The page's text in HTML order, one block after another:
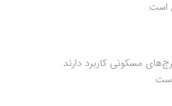
است.
مسکونی کاربرد دارند.